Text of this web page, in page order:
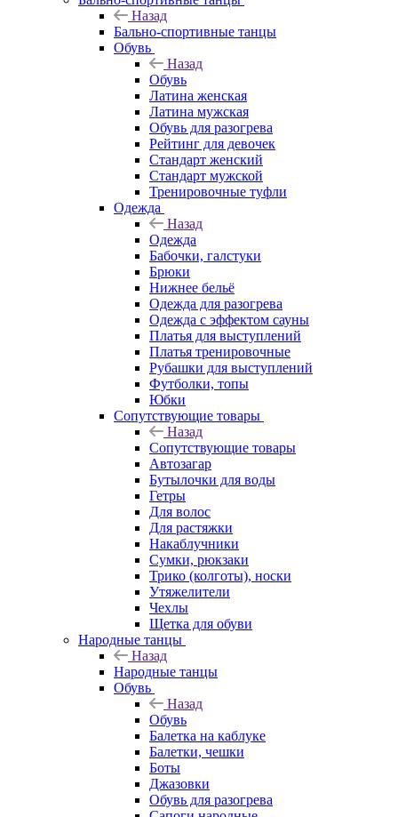
Назад
Бально-спортивные танцы
Обувь
Назад
Обувь
Латина женская
Латина мужская
Обувь для разогрева
Рейтинг для девочек
Стандарт женский
Стандарт мужской
Тренировочные туфли
Одежда
Назад
Одежда
Бабочки, галстуки
Брюки
Нижнее бельё
Одежда для разогрева
Одежда с эффектом сауны
Платья для выступлений
Платья тренировочные
Рубашки для выступлений
Футболки, топы
Юбки
Сопутствующие товары
Назад
Сопутствующие товары
Автозагар
Бутылочки для воды
Гетры
Для волос
Для растяжки
Накаблучники
Сумки, рюкзаки
Трико (колготы), носки
Утяжелители
Чехлы
Щетка для обуви
Народные танцы
Назад
Народные танцы
Обувь
Назад
Обувь
Балетка на каблуке
Балетки, чешки
Боты
Джазовки
Обувь для разогрева